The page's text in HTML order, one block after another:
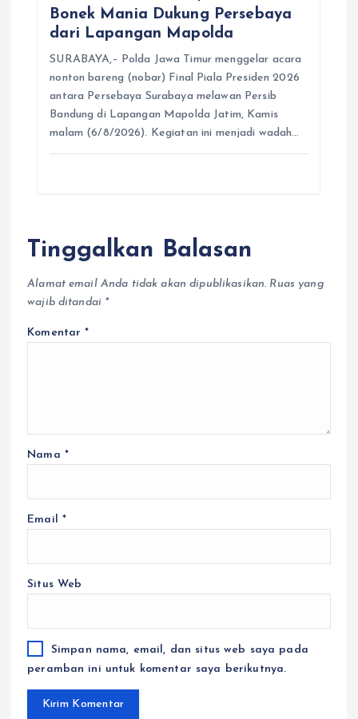
Bonek Mania Dukung Persebaya
dari Lapangan Mapolda
SURABAYA,– Polda Jawa Timur menggelar acara
nonton bareng (nobar) Final Piala Presiden 2026
antara Persebaya Surabaya melawan Persib
Bandung di Lapangan Mapolda Jatim, Kamis
malam (6/8/2026). Kegiatan ini menjadi wadah…
Tinggalkan Balasan
Alamat email Anda tidak akan dipublikasikan. Ruas yang
wajib ditandai *
Komentar*
Nama *
Email *
Situs Web
Simpan nama, email, dan situs web saya pada
peramban ini untuk komentar saya berikutnya.